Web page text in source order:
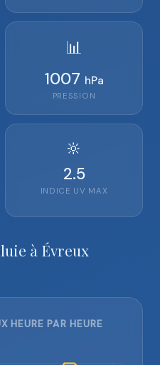
📊
1007 hPa
PRESSION
🔆
2.5
INDICE UV MAX
à Évreux
HEURE PAR HEURE